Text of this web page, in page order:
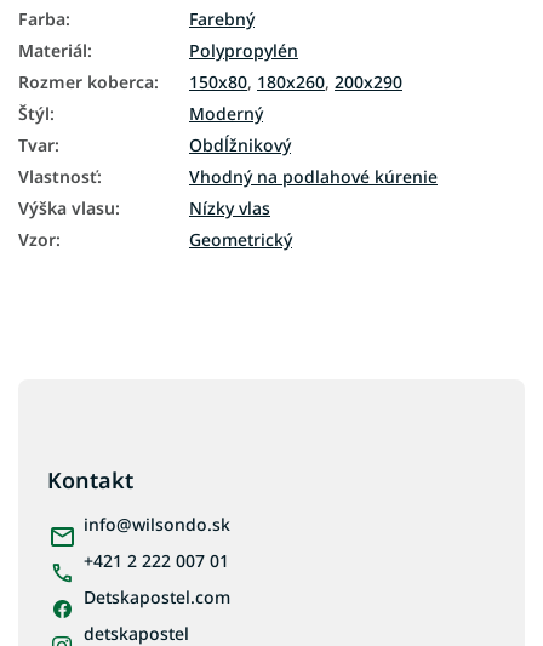
Farba:
Farebný
Materiál:
Polypropylén
Rozmer koberca: 150x80, 180x260, 200x290
Štýl:
Moderný
Tvar:
Obdĺžnikový
Vlastnosť:
Vhodný na podlahové kúrenie
Výška vlasu:
Nízky vlas
Vzor: Geometrický
Kontakt
info@wilsondo.sk
+421 2 222 007 01
Detskapostel.com
detskapostel